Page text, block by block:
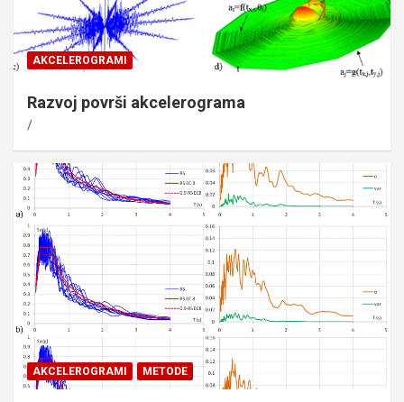
AKCELEROGRAMI
Razvoj površi akcelerograma
AKCELEROGRAMI METODE